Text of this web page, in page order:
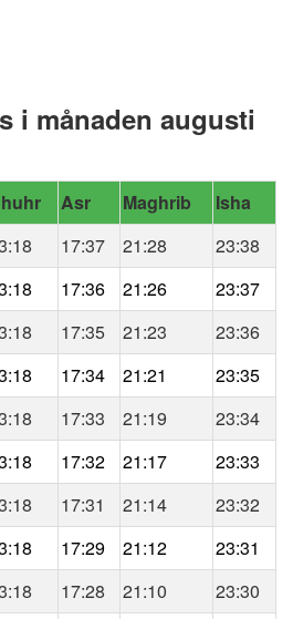
i månaden augusti
Asr Maghrib
Isha
17:37 21:28
23:38
17:36 21:26
23:37
17:35 21:23
23:36
17:34 21:21
23:35
17:33 21:19
23:34
17:32 21:17
23:33
17:31 21:14
23:32
17:29 21:12
23:31
17:28 21:10
23:30